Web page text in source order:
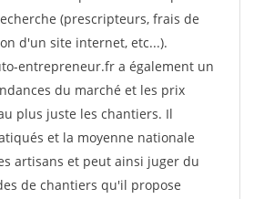
(prescripteurs, frais de
d'un site internet, etc...).
entrepreneur.fr a également un
du marché et les prix
plus juste les chantiers. Il
et la moyenne nationale
artisans et peut ainsi juger du
de chantiers qu'il propose